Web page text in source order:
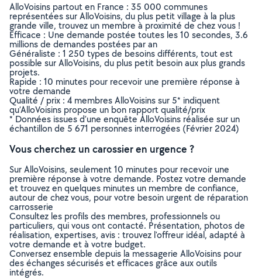
AlloVoisins partout en France : 35 000 communes
représentées sur AlloVoisins, du plus petit village à la plus
grande ville, trouvez un membre à proximité de chez vous !
Efficace : Une demande postée toutes les 10 secondes, 3.6
millions de demandes postées par an
Généraliste : 1 250 types de besoins différents, tout est
possible sur AlloVoisins, du plus petit besoin aux plus grands
projets.
Rapide : 10 minutes pour recevoir une première réponse à
votre demande
Qualité / prix : 4 membres AlloVoisins sur 5* indiquent
qu’AlloVoisins propose un bon rapport qualité/prix
* Données issues d’une enquête AlloVoisins réalisée sur un
échantillon de 5 671 personnes interrogées (Février 2024)
Vous cherchez un carossier en urgence ?
Sur AlloVoisins, seulement 10 minutes pour recevoir une
première réponse à votre demande. Postez votre demande
et trouvez en quelques minutes un membre de confiance,
autour de chez vous, pour votre besoin urgent de réparation
carrosserie
Consultez les profils des membres, professionnels ou
particuliers, qui vous ont contacté. Présentation, photos de
réalisation, expertises, avis : trouvez l'offreur idéal, adapté à
votre demande et à votre budget.
Conversez ensemble depuis la messagerie AlloVoisins pour
des échanges sécurisés et efficaces grâce aux outils
intégrés.